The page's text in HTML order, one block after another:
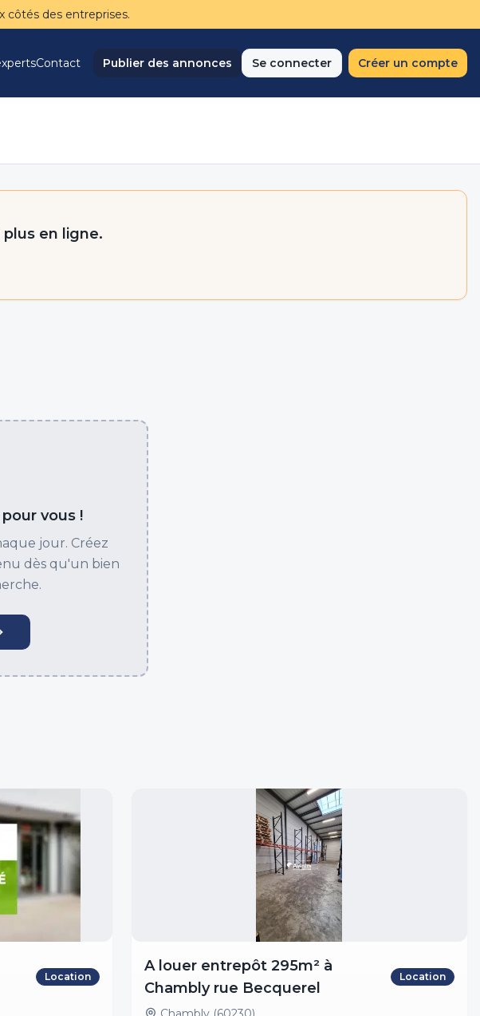
côtés des entreprises.
Contact Publier des annonces Se connecter Créer un compte
plus en ligne.
vous !
jour. Créez
dès qu'un bien
Location
A louer entrepôt 295m² à
Chambly rue Becquerel
Location